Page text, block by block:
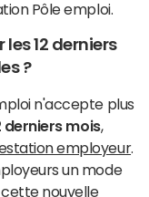
Pôle emploi.
12 derniers
?
n'accepte plus
derniers mois,
employeur.
un mode
nouvelle